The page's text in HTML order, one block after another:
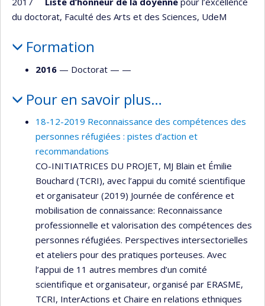
du doctorat, Faculté des Arts et des Sciences, UdeM
Formation
2016 — Doctorat — —
Pour en savoir plus…
18-12-2019 Reconnaissance des compétences des
personnes réfugiées : pistes d’action et
recommandations
CO-INITIATRICES DU PROJET, MJ Blain et Émilie
Bouchard (TCRI), avec l’appui du comité scientifique
et organisateur (2019) Journée de conférence et
mobilisation de connaissance: Reconnaissance
professionnelle et valorisation des compétences des
personnes réfugiées. Perspectives intersectorielles
et ateliers pour des pratiques porteuses. Avec
l’appui de 11 autres membres d’un comité
scientifique et organisateur, organisé par ERASME,
TCRI, InterActions et Chaire en relations ethniques